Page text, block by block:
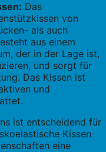
Das
von
als auch
aus einem
der in der Lage ist,
und sorgt für
Das Kissen ist
und
ist entscheidend für
Kissen
eine